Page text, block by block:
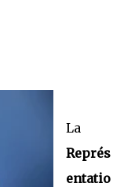
La
Représ
entatio